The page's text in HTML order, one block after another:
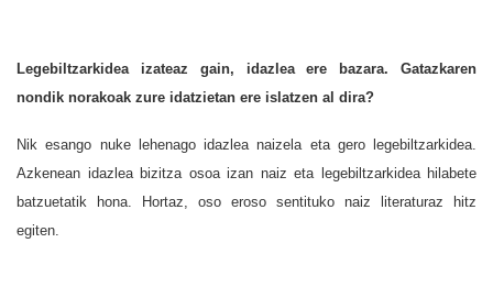
Legebiltzarkidea izateaz gain, idazlea ere bazara. Gatazkaren
nondik norakoak zure idatzietan ere islatzen al dira?
Nik esango nuke lehenago idazlea naizela eta gero legebiltzarkidea.
Azkenean idazlea bizitza osoa izan naiz eta legebiltzarkidea hilabete
batzuetatik hona. Hortaz, oso eroso sentituko naiz literaturaz hitz
egiten.